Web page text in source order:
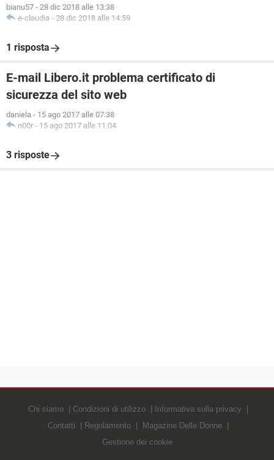
bianu57 - 28 dic 2018 alle 13:38
e-claudia - 28 dic 2018 alle 14:59
1 risposta
E-mail Libero.it problema certificato di
sicurezza del sito web
daniela - 15 ago 2017 alle 07:38
n00r - 15 ago 2017 alle 11:04
3 risposte
Chi siamo Condizioni di utilizzo
Informativa sulla privacy
Contatti
Regolamento
Magazine Delle Donne
Gestione dei cookie